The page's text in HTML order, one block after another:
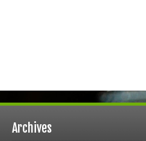
Archives